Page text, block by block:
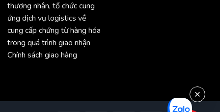
thương nhân, tổ chức cung
ứng dịch vụ logistics về
cung cấp chứng từ hàng hóa
trong quá trình giao nhận
Chính sách giao hàng